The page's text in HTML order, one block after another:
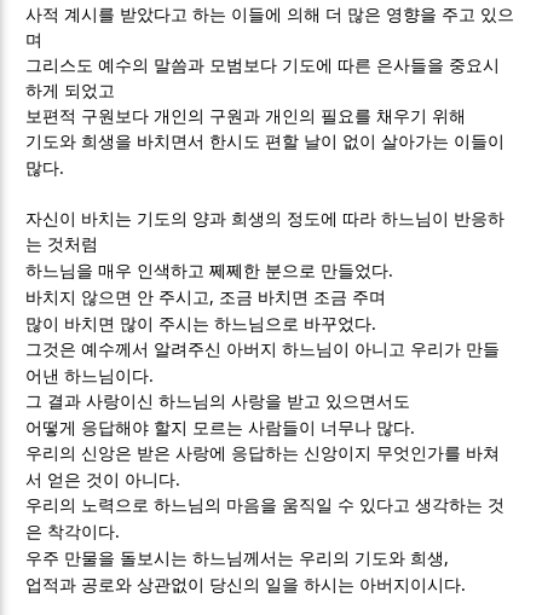
사적 계시를 받았다고 하는 이들에 의해 더 많은 영향을 주고 있으
며
그리스도 예수의 말씀과 모범보다 기도에 따른 은사들을 중요시
하게 되었고
보편적 구원보다 개인의 구원과 개인의 필요를 채우기 위해
기도와 희생을 바치면서 한시도 편할 날이 없이 살아가는 이들이
많다.
자신이 바치는 기도의 양과 희생의 정도에 따라 하느님이 반응하
는 것처럼
하느님을 매우 인색하고 쩨쩨한 분으로 만들었다.
바치지 않으면 안 주시고 , 조금 바치면 조금 주며
많이 바치면 많이 주시는 하느님으로 바꾸었다.
그것은 예수께서 알려주신 아버지 하느님이 아니고 우리가 만들
어낸 하느님이다.
그 결과 사랑이신 하느님의 사랑을 받고 있으면서도
어떻게 응답해야 할지 모르는 사람들이 너무나 많다.
우리의 신앙은 받은 사랑에 응답하는 신앙이지 무엇인가를 바쳐
서 얻은 것이 아니다.
우리의 노력으로 하느님의 마음을 움직일 수 있다고 생각하는 것
은 착각이다.
우주 만물을 돌보시는 하느님께서는 우리의 기도와 희생 ,
업적과 공로와 상관없이 당신의 일을 하시는 아버지이시다.